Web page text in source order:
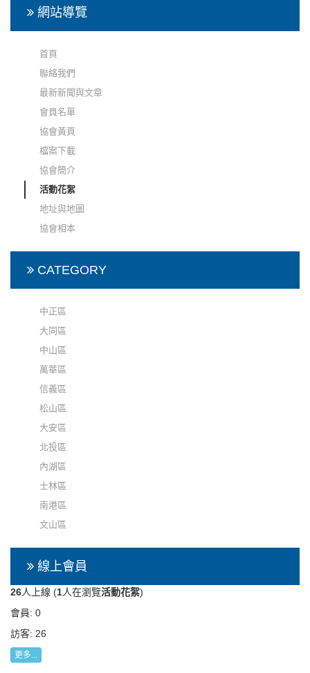
2019年3月6日-108年與局長有約-座談會相本
網站導覽
首頁
聯絡我們
最新新聞與文章
會員名單
協會黃頁
檔案下載
協會簡介
活動花絮
地址與地圖
協會相本
CATEGORY
中正區
大同區
中山區
萬華區
信義區
松山區
大安區
北投區
內湖區
士林區
南港區
文山區
線上會員
26人上線 (1人在瀏覽活動花絮)
會員: 0
訪客: 26
更多...